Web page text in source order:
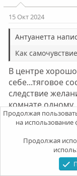
15 Окт 2024
Антуанетта
Как
В центре
себе...тяговое
следствие
комнате
пока так.
работе за
время за
Продолжая
на использование
Продолжая